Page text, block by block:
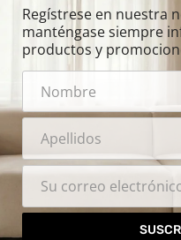
Regístrese en nuestra
manténgase siempre
productos y